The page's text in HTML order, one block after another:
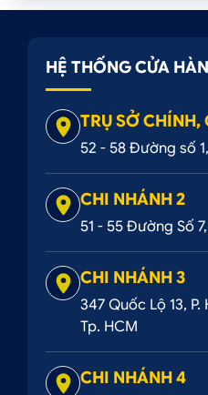
HỆ THỐNG CỬA
TRỤ SỞ CHÍNH,
52 - 58 Đường số
CHI NHÁNH 2
51 - 55 Đường Số
CHI NHÁNH 3
347 Quốc Lộ 13,
Tp. HCM
CHI NHÁNH 4